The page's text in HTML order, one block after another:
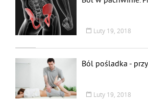
Luty 19, 2018
Ból pośladka -
Luty 19, 2018